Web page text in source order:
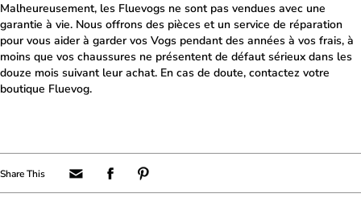
Malheureusement, les Fluevogs ne sont pas vendues avec une
garantie à vie. Nous offrons des pièces et un service de réparation
pour vous aider à garder vos Vogs pendant des années à vos frais, à
moins que vos chaussures ne présentent de défaut sérieux dans les
douze mois suivant leur achat. En cas de doute, contactez votre
boutique Fluevog.